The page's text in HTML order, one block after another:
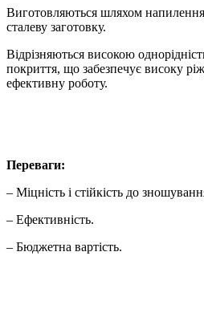
Виготовляються шляхом
сталеву заготовку.
Відрізняються високою
покриття, що забезпечує високу
ефективну роботу.
Переваги:
– Міцність і стійкість до
– Ефективність.
– Бюджетна вартість.